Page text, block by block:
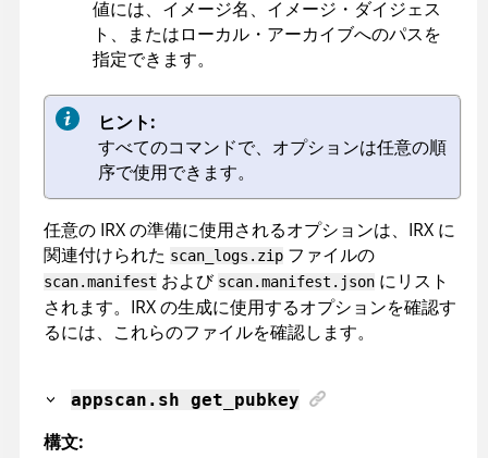
値には、イメージ名、イメージ・ダイジェス
ト、またはローカル・アーカイブへのパスを
指定できます。
ヒント:
すべてのコマンドで、オプションは任意の順
序で使用できます。
任意の IRXの準備に使用されるオプションは、 IRX に
関連付けられた scan_logs.zip ファイルの
scan.manifest および scan.manifest.json にリスト
されます。IRX の生成に使用するオプションを確認す
るには、これらのファイルを確認します。
appscan .sh get_pubkey
構文: